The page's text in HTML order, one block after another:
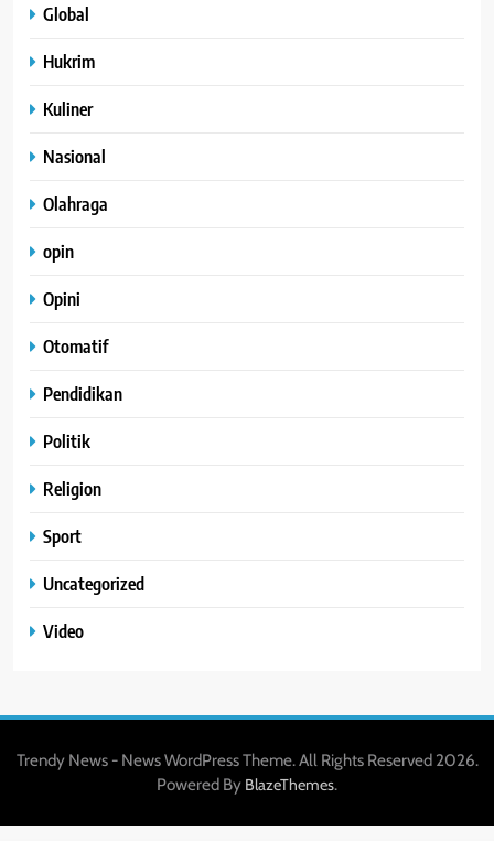
Global
Hukrim
Kuliner
Nasional
Olahraga
opin
Opini
Otomatif
Pendidikan
Politik
Religion
Sport
Uncategorized
Video
Trendy News - News WordPress Theme. All Rights Reserved 2026.
Powered By BlazeThemes.